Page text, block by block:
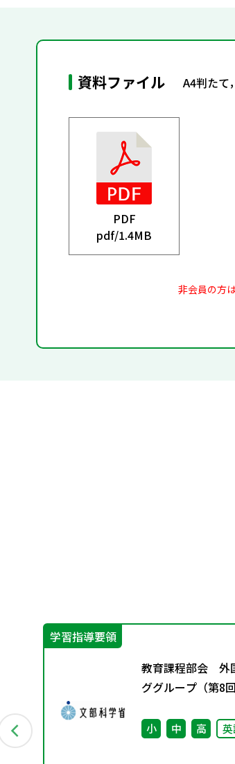
資料ファイル A4判たて
PDF
pdf/1.4MB
非会員の方
学習指導要領
教育課程部会 外
ググループ（第8
小 中 高